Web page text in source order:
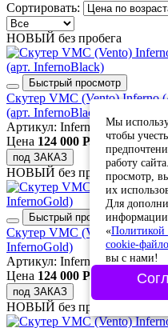
Сортировать:
НОВЫЙ без пробега
Быстрый просмотр
Скутер VMC (Vento) Inferno
(арт. InfernoBlack)
Артикул: InfernoBlack
Цена 124 000 Р.
под ЗАКАЗ
НОВЫЙ без пробега
Быстрый просмотр
Скутер VMC (Vento) Inferno
InfernoGold)
Артикул: InfernoGold
Цена 124 000 Р.
под ЗАКАЗ
НОВЫЙ без пробега
Мы
чтобы
работу
просмотр,
их
Для
информации
«Политикой
cookie-
вы с нами!